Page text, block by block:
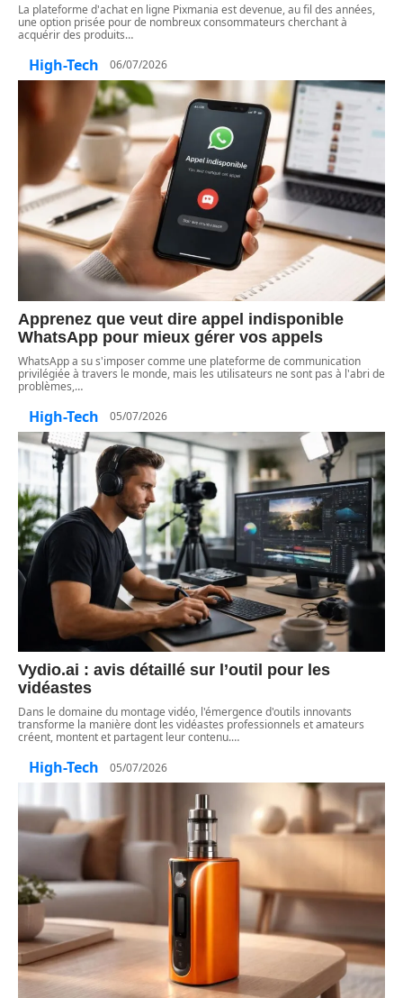
La plateforme d'achat en ligne Pixmania est devenue, au fil des années,
une option prisée pour de nombreux consommateurs cherchant à
acquérir des produits…
High-Tech 06/07/2026
Apprenez que veut dire appel indisponible
WhatsApp pour mieux gérer vos appels
WhatsApp a su s'imposer comme une plateforme de communication
privilégiée à travers le monde, mais les utilisateurs ne sont pas à l'abri de
problèmes,…
High-Tech 05/07/2026
Vydio.ai : avis détaillé sur l’outil pour les
vidéastes
Dans le domaine du montage vidéo, l'émergence d'outils innovants
transforme la manière dont les vidéastes professionnels et amateurs
créent, montent et partagent leur contenu.…
High-Tech 05/07/2026